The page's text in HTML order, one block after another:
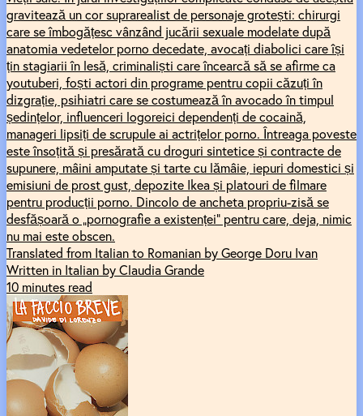
gravitează un cor suprarealist de personaje grotești: chirurgi
care se îmbogățesc vânzând jucării sexuale modelate după
anatomia vedetelor porno decedate, avocați diabolici care își
țin stagiarii în lesă, criminaliști care încearcă să se afirme ca
youtuberi, foști actori din programe pentru copii căzuți în
dizgrație, psihiatri care se costumează în avocado în timpul
ședințelor, influenceri logoreici dependenți de cocaină,
manageri lipsiți de scrupule ai actrițelor porno. Întreaga poveste
este însoțită și presărată cu droguri sintetice și contracte de
supunere, mâini amputate și tarte cu lămâie, iepuri domestici și
emisiuni de prost gust, depozite Ikea și platouri de filmare
pentru producții porno. Dincolo de ancheta propriu-zisă se
desfășoară o „pornografie a existenței” pentru care, deja, nimic
nu mai este obscen.
Translated from Italian to Romanian by George Doru Ivan
Written in Italian by Claudia Grande
10 minutes read